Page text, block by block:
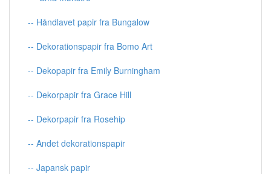
-- Håndlavet papir fra Bungalow
-- Dekorationspapir fra Bomo Art
-- Dekopapir fra Emily Burningham
-- Dekorpapir fra Grace Hill
-- Dekorpapir fra Rosehip
-- Andet dekorationspapir
-- Japansk papir